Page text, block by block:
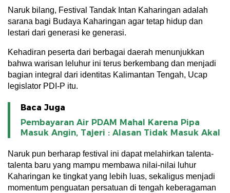
Naruk bilang, Festival Tandak Intan Kaharingan adalah
sarana bagi Budaya Kaharingan agar tetap hidup dan
lestari dari generasi ke generasi.
Kehadiran peserta dari berbagai daerah menunjukkan
bahwa warisan leluhur ini terus berkembang dan menjadi
bagian integral dari identitas Kalimantan Tengah, Ucap
legislator PDI-P itu.
Baca Juga
Pembayaran Air PDAM Mahal Karena Pipa
Masuk Angin, Tajeri : Alasan Tidak Masuk Akal
Naruk pun berharap festival ini dapat melahirkan talenta-
talenta baru yang mampu membawa nilai-nilai luhur
Kaharingan ke tingkat yang lebih luas, sekaligus menjadi
momentum penguatan persatuan di tengah keberagaman